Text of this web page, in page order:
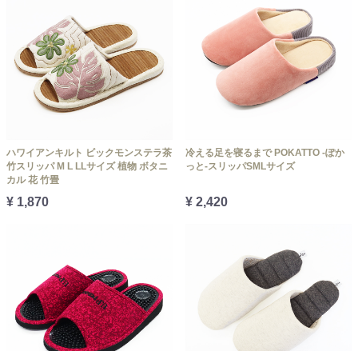
ハワイアンキルト ビックモンステラ茶
竹スリッパ M L LLサイズ 植物 ボタニ
カル 花 竹畳
¥ 1,870
冷える足を寝るまで POKATTO -ぽか
っと-スリッパSMLサイズ
¥ 2,420